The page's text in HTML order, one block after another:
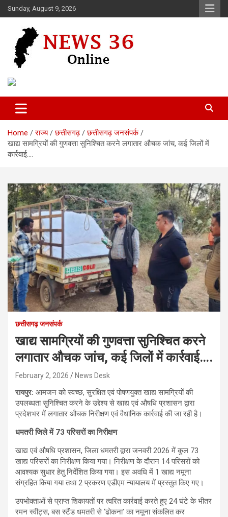
Skip
to
Sunday, August 9, 2026
News 36
Home राज्य छत्तीसगढ़
छत्तीसगढ़ जनसंपर्क
खाद्य सामग्रियों की गुणवत्ता सुनिश्चित करने लगातार औचक जांच, कई जिलों में
कार्रवाई….
छत्तीसगढ़ जनसंपर्क
खाद्य सामग्रियों की गुणवत्ता सुनिश्चित करने
लगातार औचक जांच, कई जिलों में कार्रवाई….
February 2, 2026 News Desk
रायपुर: आमजन को स्वच्छ, सुरक्षित एवं पोषणयुक्त खाद्य सामग्रियों की
उपलब्धता सुनिश्चित करने के उद्देश्य से खाद्य एवं औषधि प्रशासन द्वारा
प्रदेशभर में लगातार औचक निरीक्षण एवं वैधानिक कार्रवाई की जा रही है।
धमतरी जिले में 73 परिसरों का निरीक्षण
खाद्य एवं औषधि प्रशासन, जिला धमतरी द्वारा जनवरी 2026 में कुल 73
खाद्य परिसरों का निरीक्षण किया गया। निरीक्षण के दौरान 14 परिसरों को
आवश्यक सुधार हेतु निर्देशित किया गया। इस अवधि में 1 खाद्य नमूना
संग्रहित किया गया तथा 2 प्रकरण एडीएम न्यायालय में प्रस्तुत किए गए।
उपभोक्ताओं से प्राप्त शिकायतों पर त्वरित कार्रवाई करते हुए 24 घंटे के भीतर
रमन स्वीट्स, बस स्टैंड धमतरी से ‘ढोकना’ का नमूना संकलित कर